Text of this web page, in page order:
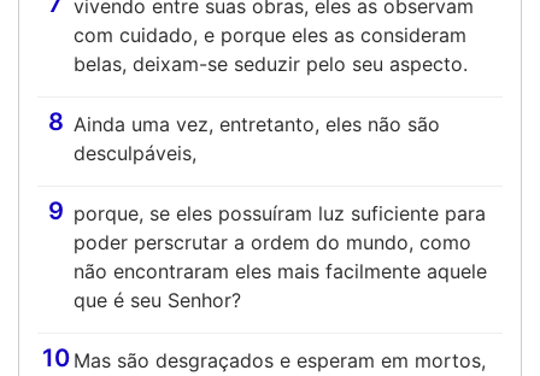
vivendo entre suas obras, eles as observam
com cuidado, e porque eles as consideram
belas, deixam-se seduzir pelo seu aspecto.
8 Ainda uma vez, entretanto, eles não são
desculpáveis,
9 porque, se eles possuíram luz suficiente para
poder perscrutar a ordem do mundo, como
não encontraram eles mais facilmente aquele
que é seu Senhor?
10 Mas são desgraçados e esperam em mortos,